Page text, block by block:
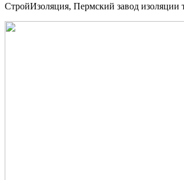
СтройИзоляция, Пермский завод изоляции